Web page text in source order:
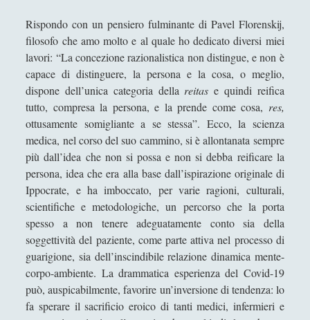
Rispondo con un pensiero fulminante di Pavel Florenskij,
filosofo che amo molto e al quale ho dedicato diversi miei
lavori: “La concezione razionalistica non distingue, e non è
capace di distinguere, la persona e la cosa, o meglio,
dispone dell’unica categoria dellareitas e quindi reifica
tutto, compresa la persona, e la prende come cosa, res,
ottusamente somigliante a se stessa”. Ecco, la scienza
medica, nel corso del suo cammino, si è allontanata sempre
più dall’idea che non si possa e non si debba reificare la
persona, idea che era alla base dall’ispirazione originale di
Ippocrate, e ha imboccato, per varie ragioni, culturali,
scientifiche e metodologiche, un percorso che la porta
spesso a non tenere adeguatamente conto sia della
soggettività del paziente, come parte attiva nel processo di
guarigione, sia dell’inscindibile relazione dinamica mente-
corpo-ambiente. La drammatica esperienza del Covid-19
può, auspicabilmente, favorire un’inversione di tendenza: lo
fa sperare il sacrificio eroico di tanti medici, infermieri e